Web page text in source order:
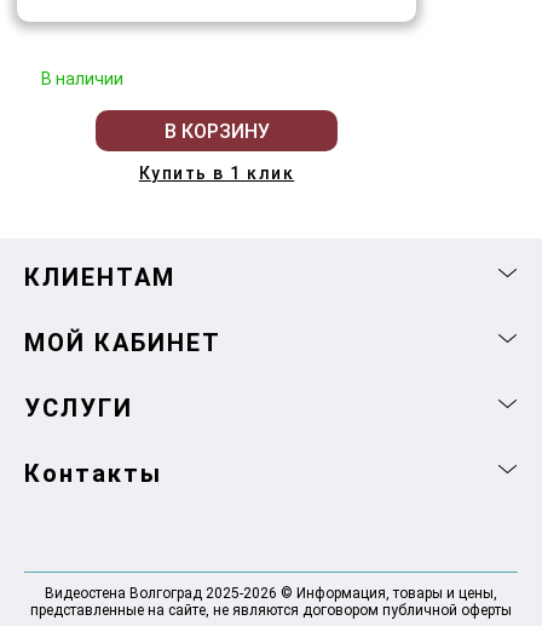
В наличии
В КОРЗИНУ
Купить в 1 клик
КЛИЕНТАМ
МОЙ КАБИНЕТ
УСЛУГИ
Контакты
Видеостена Волгоград 2025-2026 © Информация, товары и цены,
представленные на сайте, не являются договором публичной оферты